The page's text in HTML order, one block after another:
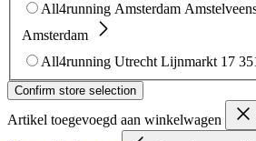
All4running Amsterdam
Amsterdam
All4running Utrecht Lijnmarkt 17
Confirm store selection
Artikel toegevoegd aan winkelwagen